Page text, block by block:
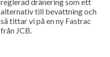
alternativ till bevattning och
så tittar vi på en ny Fastrac
från JCB.